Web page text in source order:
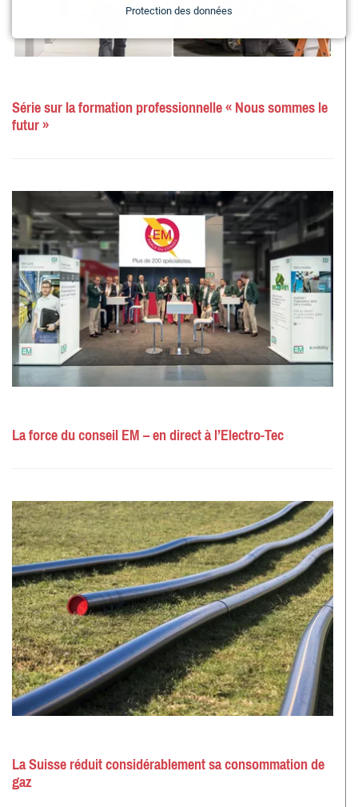
Série sur la formation professionnelle « Nous sommes le
futur »
La force du conseil EM – en direct à l’Electro-Tec
La Suisse réduit considérablement sa consommation de
gaz
Protection des données